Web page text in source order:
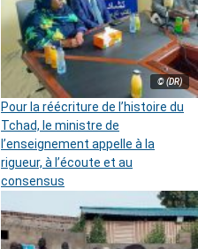
© (DR)
Pour la réécriture de l’histoire du
Tchad, le ministre de
l’enseignement appelle à la
rigueur, à l’écoute et au
consensus